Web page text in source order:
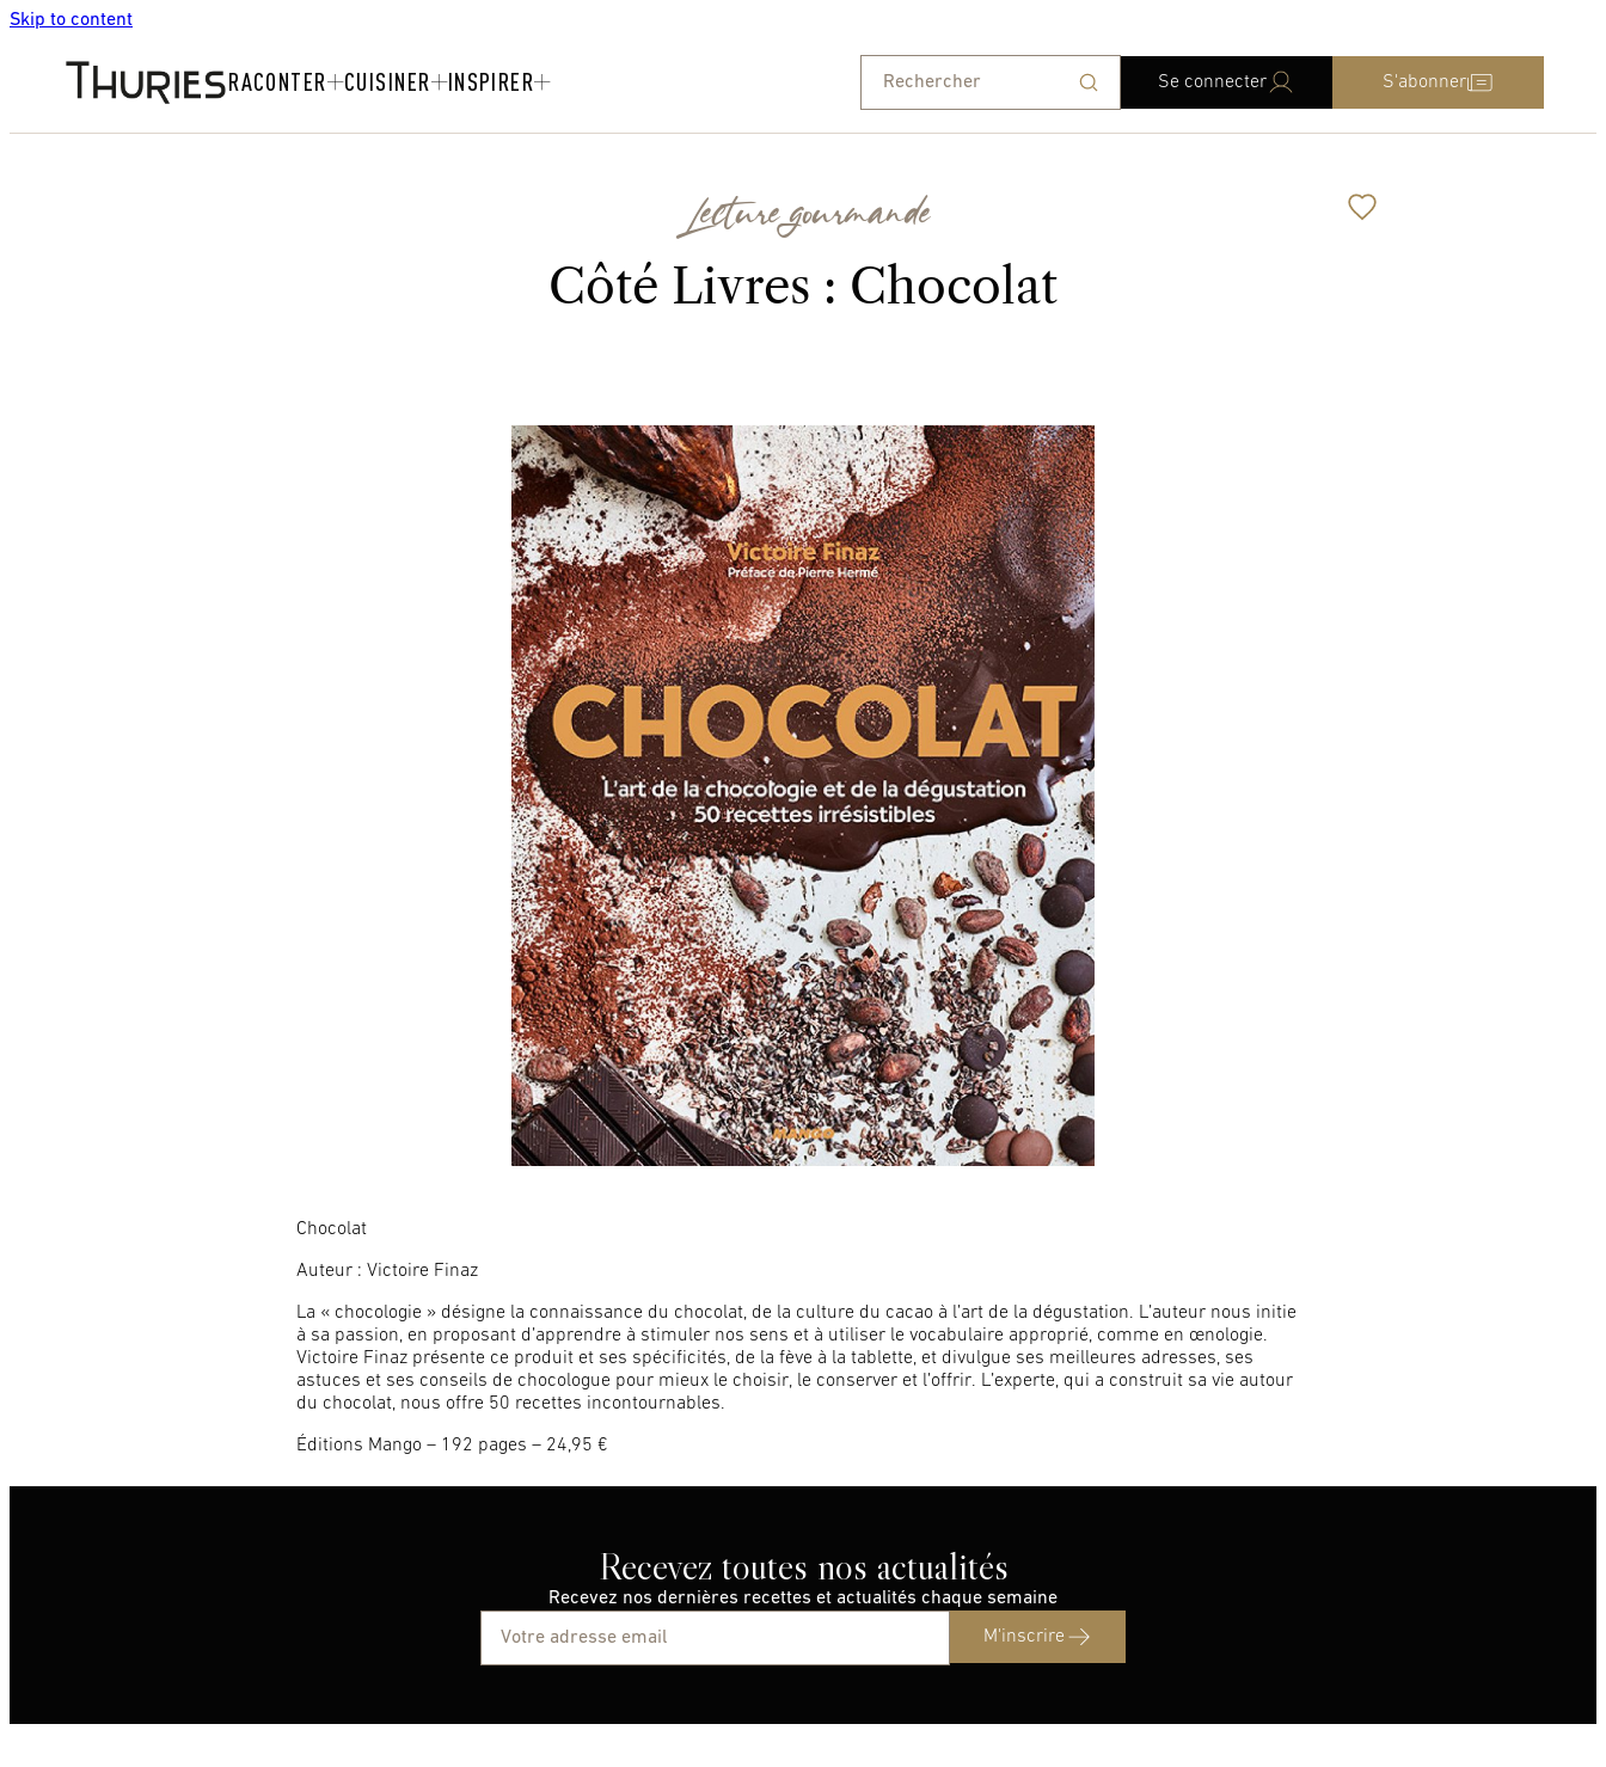
Skip to content
RACONTER CUISINER INSPIRER Se connecter S'abonner
Lecture gourmande
Côté Livres : Chocolat
Chocolat
Auteur : Victoire Finaz
La « chocologie » désigne la connaissance du chocolat, de la culture du cacao à l’art de la dégustation. L’auteur nous initie
à sa passion, en proposant d’apprendre à stimuler nos sens et à utiliser le vocabulaire approprié, comme en œnologie.
Victoire Finaz présente ce produit et ses spécificités, de la fève à la tablette, et divulgue ses meilleures adresses, ses
astuces et ses conseils de chocologue pour mieux le choisir, le conserver et l’offrir. L’experte, qui a construit sa vie autour
du chocolat, nous offre 50 recettes incontournables.
Éditions Mango – 192 pages – 24,95 €
Recevez toutes nos actualités
Recevez nos dernières recettes et actualités chaque semaine
M'inscrire